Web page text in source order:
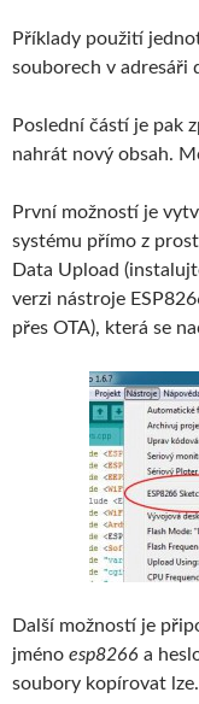
Příklady použití
souborech v adresáři
Poslední částí je pak
nahrát nový obsah.
První možností je
systému přímo z
Data Upload
verzi nástroje
přes OTA), která se
Další možností je
jméno esp8266 a
soubory kopírovat lze.